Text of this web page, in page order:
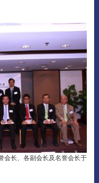
会长、各副会长及名誉会长于